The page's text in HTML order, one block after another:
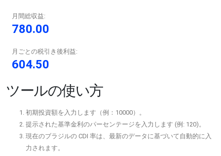
月間総収益:
780.00
月ごとの税引き後利益:
604.50
ツールの使い方
初期投資額を入力します（例：10000）。
提示された基準金利のパーセンテージを入力します (例: 120)。
現在のブラジルの CDI 率は、最新のデータに基づいて自動的に入
力されます。